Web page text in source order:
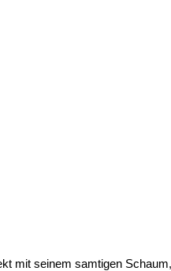
mit seinem samtigen